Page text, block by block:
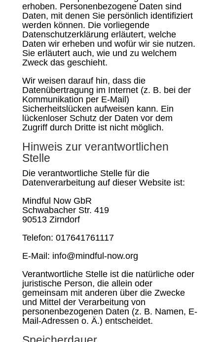
erhoben. Personenbezogene Daten sind
Daten, mit denen Sie persönlich identifiziert
werden können. Die vorliegende
Datenschutzerklärung erläutert, welche
Daten wir erheben und wofür wir sie nutzen.
Sie erläutert auch, wie und zu welchem
Zweck das geschieht.
Wir weisen darauf hin, dass die
Datenübertragung im Internet (z. B. bei der
Kommunikation per E-Mail)
Sicherheitslücken aufweisen kann. Ein
lückenloser Schutz der Daten vor dem
Zugriff durch Dritte ist nicht möglich.
Hinweis zur verantwortlichen
Stelle
Die verantwortliche Stelle für die
Datenverarbeitung auf dieser Website ist:
Mindful Now GbR
Schwabacher Str. 419
90513 Zirndorf
Telefon: 017641761117
E-Mail: info@mindful-now.org
Verantwortliche Stelle ist die natürliche oder
juristische Person, die allein oder
gemeinsam mit anderen über die Zwecke
und Mittel der Verarbeitung von
personenbezogenen Daten (z. B. Namen, E-
Mail-Adressen o. Ä.) entscheidet.